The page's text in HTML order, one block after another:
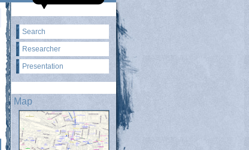
Search
Researcher
Presentation
Map